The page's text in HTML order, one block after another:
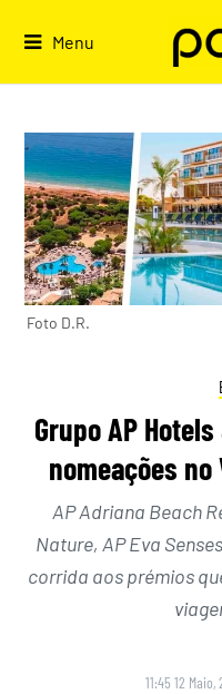
Menu
Foto D.R.
Grupo AP
nomeações
AP Adriana Beach
Nature, AP Eva
corrida aos prémios
11:45 12 Maio,